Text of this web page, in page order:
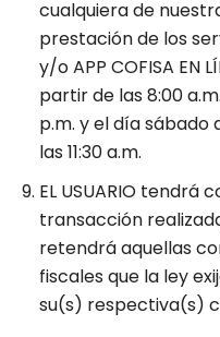
cualquiera de
prestación de los
y/o APP COFISA EN
partir de las 8:00
p.m. y el día sábado
las 11:30 a.m.
EL USUARIO tendrá
transacción
retendrá aquellas
fiscales que la ley
su(s) respectiva(s)